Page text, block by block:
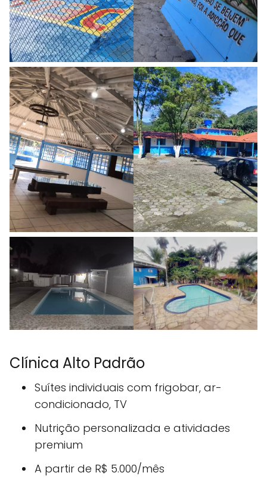
Clínica Alto Padrão
Suítes individuais com frigobar, ar-
condicionado, TV
Nutrição personalizada e atividades
premium
A partir de R$ 5.000/mês